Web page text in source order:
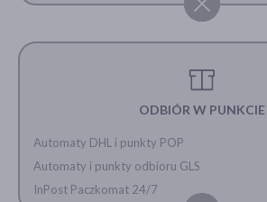
ODBIÓR W PUNKCIE
Automaty DHL i punkty POP
Automaty i punkty odbioru GLS
InPost Paczkomat 24/7